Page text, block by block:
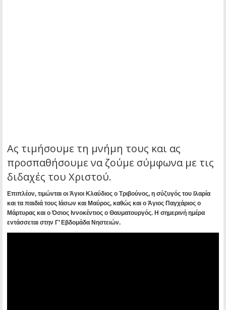
Ας τιμήσουμε τη μνήμη τους και ας
προσπαθήσουμε να ζούμε σύμφωνα με τις
διδαχές του Χριστού.
Επιπλέον, τιμώνται οι Άγιοι Κλαύδιος ο Τριβούνος, η σύζυγός του Ιλαρία
και τα παιδιά τους Ιάσων και Μαύρος, καθώς και ο Άγιος Παγχάριος ο
Μάρτυρας και ο Όσιος Ιννοκέντιος ο Θαυματουργός. Η σημερινή ημέρα
εντάσσεται στην Γ’ Εβδομάδα Νηστειών.